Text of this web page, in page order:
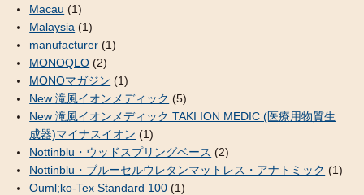
Macau (1)
Malaysia (1)
manufacturer (1)
MONOQLO (2)
MONOマガジン (1)
New 滝風イオンメディック (5)
New 滝風イオンメディック TAKI ION MEDIC (医療用物質生
成器)マイナスイオン (1)
Nottinblu・ウッドスプリングベース (2)
Nottinblu・ブルーセルウレタンマットレス・アナトミック (1)
Ouml;ko-Tex Standard 100 (1)